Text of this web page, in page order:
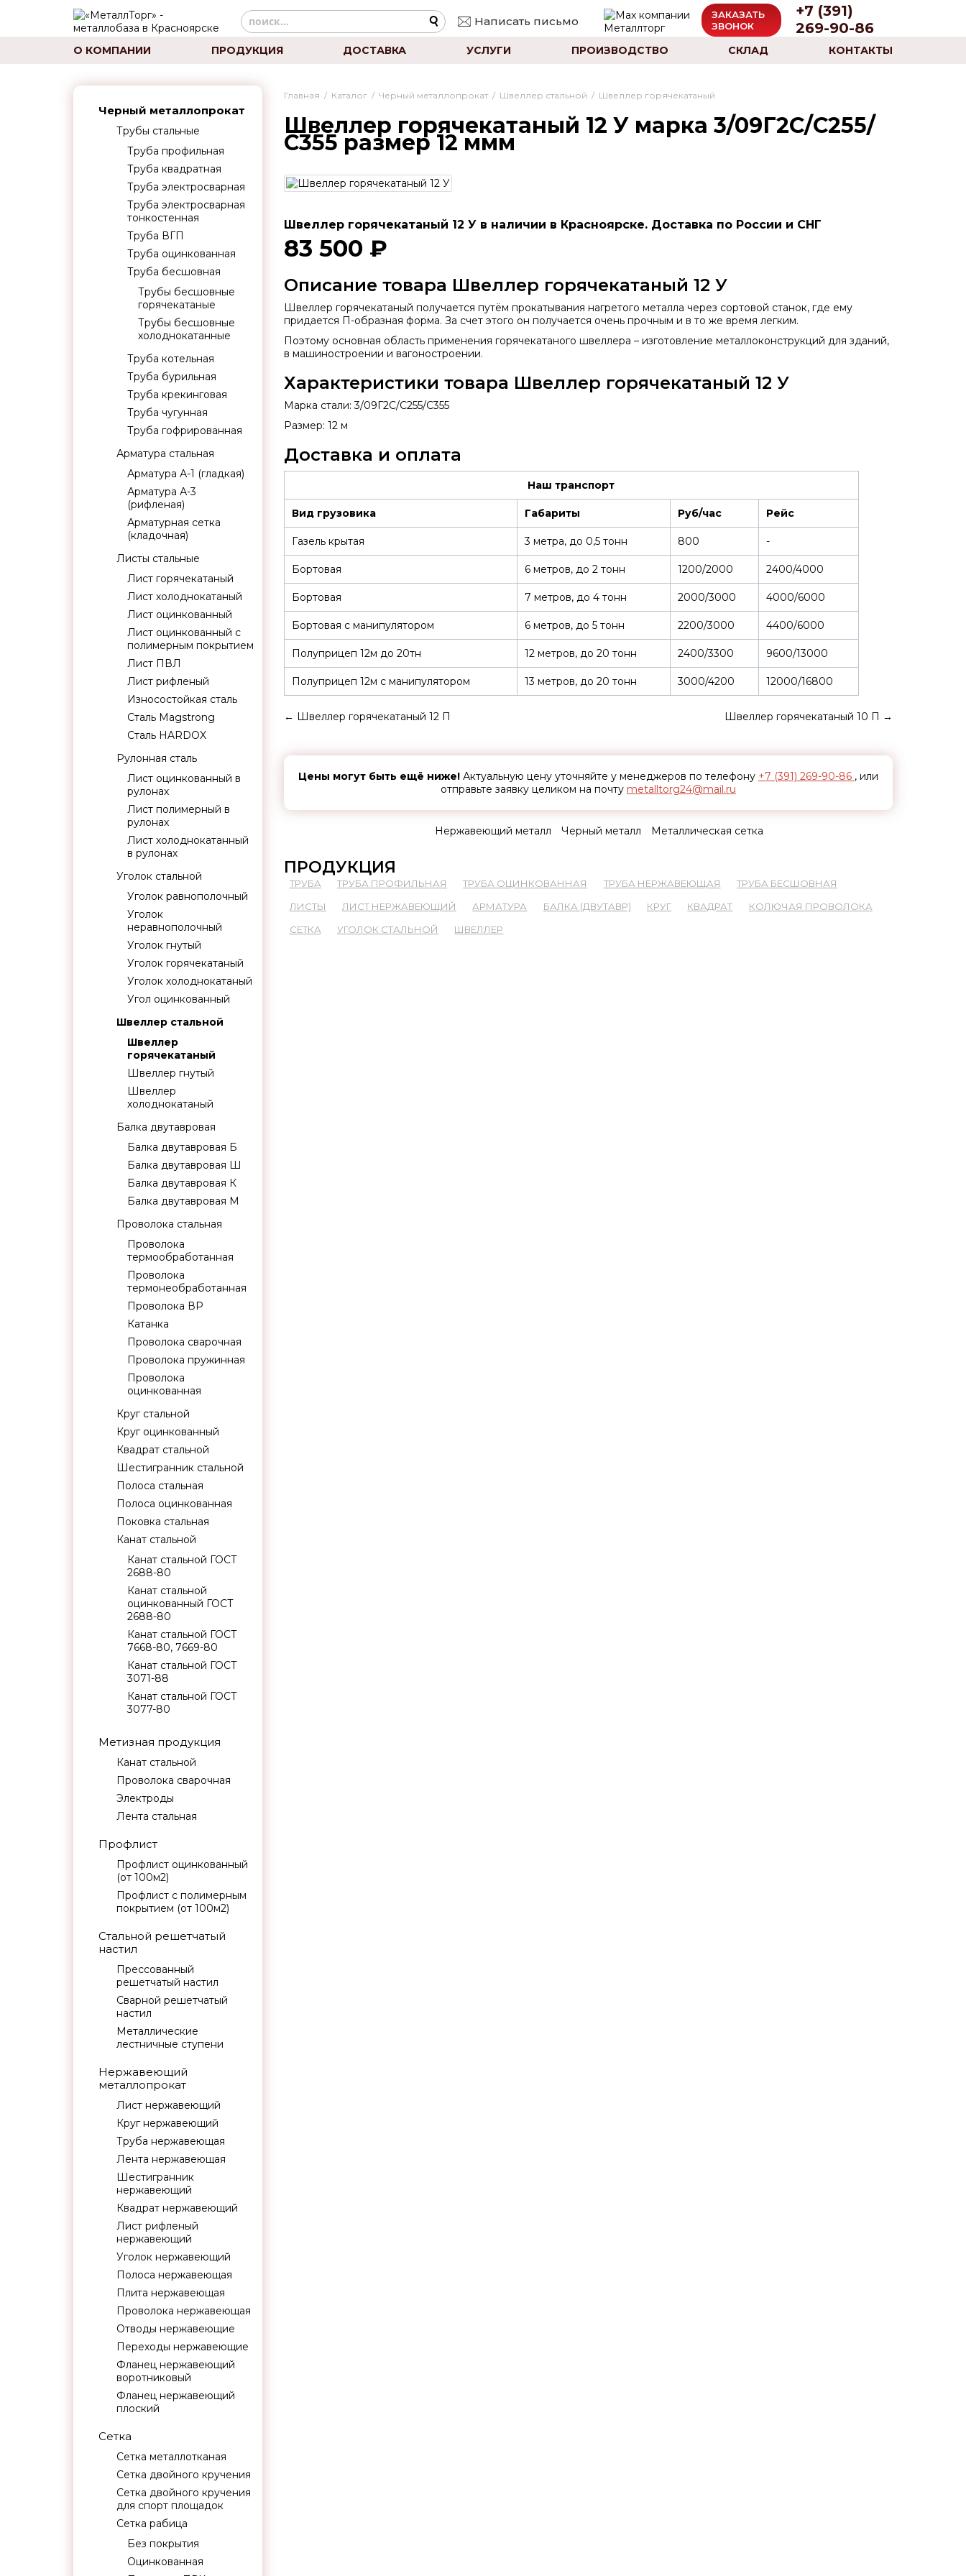
Написать письмо
ЗАКАЗАТЬ
ЗВОНОК
+7 (391)
269-90-86
О КОМПАНИИ ПРОДУКЦИЯ ДОСТАВКА УСЛУГИ ПРОИЗВОДСТВО СКЛАД КОНТАКТЫ
Черный металлопрокат
Трубы стальные
Труба профильная
Труба квадратная
Труба электросварная
Труба электросварная
тонкостенная
Труба ВГП
Труба оцинкованная
Труба бесшовная
Трубы бесшовные
горячекатаные
Трубы бесшовные
холоднокатанные
Труба котельная
Труба бурильная
Труба крекинговая
Труба чугунная
Труба гофрированная
Арматура стальная
Арматура А-1 (гладкая)
Арматура А-3
(рифленая)
Арматурная сетка
(кладочная)
Листы стальные
Лист горячекатаный
Лист холоднокатаный
Лист оцинкованный
Лист оцинкованный с
полимерным покрытием
Лист ПВЛ
Лист рифленый
Износостойкая сталь
Сталь Magstrong
Сталь HARDOX
Рулонная сталь
Лист оцинкованный в
рулонах
Лист полимерный в
рулонах
Лист холоднокатанный
в рулонах
Уголок стальной
Уголок равнополочный
Уголок
неравнополочный
Уголок гнутый
Уголок горячекатаный
Уголок холоднокатаный
Угол оцинкованный
Швеллер стальной
Швеллер
горячекатаный
Швеллер гнутый
Швеллер
холоднокатаный
Балка двутавровая
Балка двутавровая Б
Балка двутавровая Ш
Балка двутавровая К
Балка двутавровая М
Проволока стальная
Проволока
термообработанная
Проволока
термонеобработанная
Проволока ВР
Катанка
Проволока сварочная
Проволока пружинная
Проволока
оцинкованная
Круг стальной
Круг оцинкованный
Квадрат стальной
Шестигранник стальной
Полоса стальная
Полоса оцинкованная
Поковка стальная
Канат стальной
Канат стальной ГОСТ
2688-80
Канат стальной
оцинкованный ГОСТ
2688-80
Канат стальной ГОСТ
7668-80, 7669-80
Канат стальной ГОСТ
3071-88
Канат стальной ГОСТ
3077-80
Метизная продукция
Канат стальной
Проволока сварочная
Электроды
Лента стальная
Профлист
Профлист оцинкованный
(от 100м2)
Профлист с полимерным
покрытием (от 100м2)
Стальной решетчатый
настил
Прессованный
решетчатый настил
Сварной решетчатый
настил
Металлические
лестничные ступени
Нержавеющий
металлопрокат
Лист нержавеющий
Круг нержавеющий
Труба нержавеющая
Лента нержавеющая
Шестигранник
нержавеющий
Квадрат нержавеющий
Лист рифленый
нержавеющий
Уголок нержавеющий
Полоса нержавеющая
Плита нержавеющая
Проволока нержавеющая
Отводы нержавеющие
Переходы нержавеющие
Фланец нержавеющий
воротниковый
Фланец нержавеющий
плоский
Сетка
Сетка металлотканая
Сетка двойного кручения
Сетка двойного кручения
для спорт площадок
Сетка рабица
Без покрытия
Оцинкованная
Главная / Каталог / Черный металлопрокат / Швеллер стальной / Швеллер горячекатаный
Швеллер горячекатаный 12 У марка 3/09Г2С/С255/
С355 размер 12 ммм
Швеллер горячекатаный 12 У в наличии в Красноярске. Доставка по России и СНГ
83 500 ₽
Описание товара Швеллер горячекатаный 12 У
Швеллер горячекатаный получается путём прокатывания нагретого металла через сортовой станок, где ему
придается П-образная форма. За счет этого он получается очень прочным и в то же время легким.
Поэтому основная область применения горячекатаного швеллера – изготовление металлоконструкций для зданий,
в машиностроении и вагоностроении.
Характеристики товара Швеллер горячекатаный 12 У
Марка стали: 3/09Г2С/С255/С355
Размер: 12 м
Доставка и оплата
Наш транспорт
Вид грузовика Габариты Руб/час Рейс
Газель крытая 3 метра, до 0,5 тонн 800 -
Бортовая 6 метров, до 2 тонн 1200/2000 2400/4000
Бортовая 7 метров, до 4 тонн 2000/3000 4000/6000
Бортовая с манипулятором 6 метров, до 5 тонн 2200/3000 4400/6000
Полуприцеп 12м до 20тн 12 метров, до 20 тонн 2400/3300 9600/13000
Полуприцеп 12м с манипулятором 13 метров, до 20 тонн 3000/4200 12000/16800
← Швеллер горячекатаный 12 П Швеллер горячекатаный 10 П →
Цены могут быть ещё ниже!Актуальную цену уточняйте у менеджеров по телефону +7 (391) 269-90-86 , или
отправьте заявку целиком на почту metalltorg24@mail.ru
Нержавеющий металл Черный металл Металлическая сетка
ПРОДУКЦИЯ
ТРУБА ТРУБА ПРОФИЛЬНАЯ ТРУБА ОЦИНКОВАННАЯ ТРУБА НЕРЖАВЕЮЩАЯ
ТРУБА БЕСШОВНАЯ
ЛИСТЫ
ЛИСТ НЕРЖАВЕЮЩИЙ АРМАТУРА БАЛКА (ДВУТАВР) КРУГ КВАДРАТ
КОЛЮЧАЯ ПРОВОЛОКА
СЕТКА
УГОЛОК СТАЛЬНОЙ ШВЕЛЛЕР